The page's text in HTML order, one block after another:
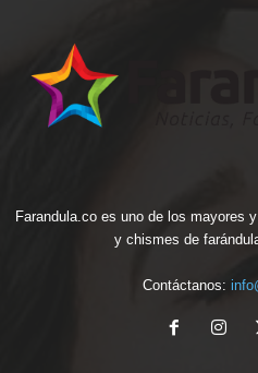
Farandula.co es uno de los mayores
y chismes de
Contáctanos: